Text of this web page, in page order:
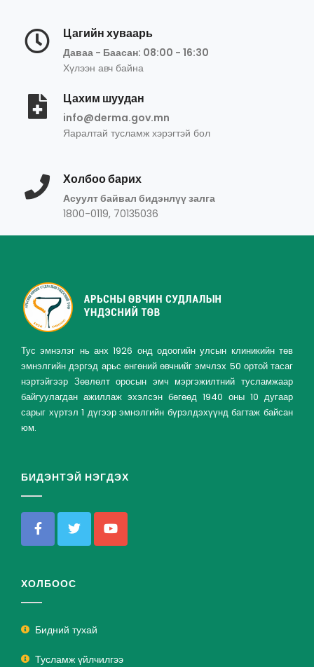
Цагийн хуваарь
Даваа - Баасан: 08:00 - 16:30
Хүлээн авч байна
Цахим шуудан
info@derma.gov.mn
Яаралтай тусламж хэрэгтэй бол
Холбоо барих
Асуулт байвал бидэнлүү залга
1800-0119, 70135036
Тус эмнэлэг нь анх 1926 онд одоогийн улсын клиникийн төв
эмнэлгийн дэргэд арьс өнгөний өвчнийг эмчлэх 50 ортой тасаг
нэртэйгээр Зөвлөлт оросын эмч мэргэжилтний тусламжаар
байгуулагдан ажиллаж эхэлсэн бөгөөд 1940 оны 10 дугаар
сарыг хүртэл 1 дүгээр эмнэлгийн бүрэлдэхүүнд багтаж байсан
юм.
БИДЭНТЭЙ НЭГДЭХ
ХОЛБООС
Бидний тухай
Тусламж үйлчилгээ